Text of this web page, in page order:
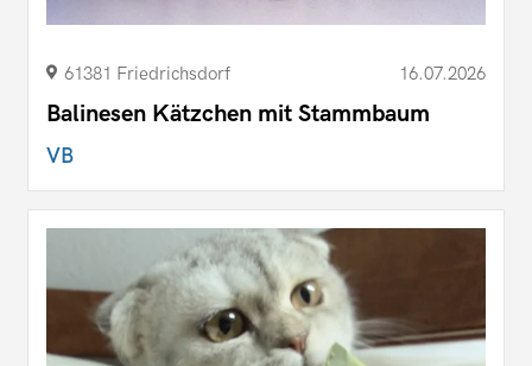
61381 Friedrichsdorf 16.07.2026
Balinesen Kätzchen mit Stammbaum
VB